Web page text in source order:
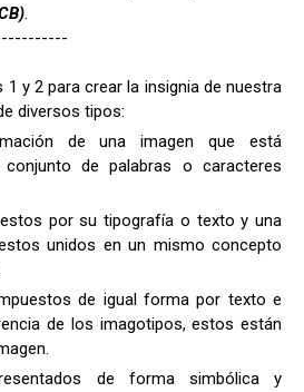
.
y 2 para crear la insignia de nuestra
diversos tipos:
de una imagen que está
de palabras o caracteres
por su tipografía o texto y una
unidos en un mismo concepto
de igual forma por texto e
de los imagotipos, estos están
de forma simbólica y